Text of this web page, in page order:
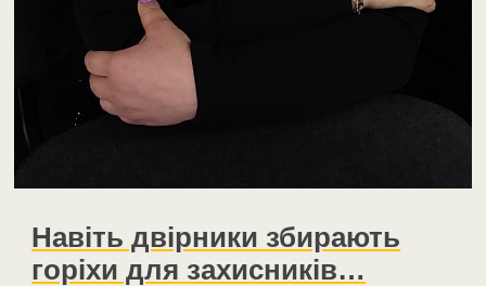
Навіть двірники збирають
горіхи для захисників…